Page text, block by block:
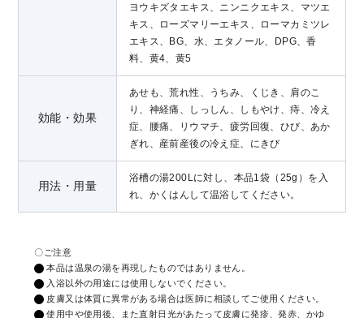
ヨウキズタエキス、ニンニクエキス、マツエ
キス、ローズマリーエキス、ローマカミツレ
エキス、BG、水、エタノール、DPG、香
料、黄4、黄5
効能・効果
あせも、荒れ性、うちみ、くじき、肩のこ
り、神経痛、しっしん、しもやけ、痔、冷え
症、腰痛、リウマチ、疲労回復、ひび、あか
ぎれ、産前産後の冷え症、にきび
用法・用量
浴槽の湯200Lに対し、本品1袋（25g）を入
れ、かくはんして温浴してください。
〇ご注意
本品は温泉の湯を再現したものではありません。
入浴以外の用途には使用しないでください。
皮膚又は体質に異常がある場合は医師に相談してご使用ください。
使用中や使用後、また直射日光があたって皮膚に発疹、発赤、かゆ